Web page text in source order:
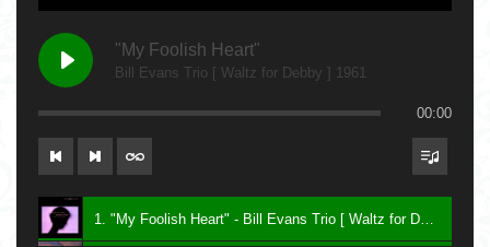
"My Foolish Heart"
Bill Evans Trio [ Waltz for Debby ] 1961
00:00